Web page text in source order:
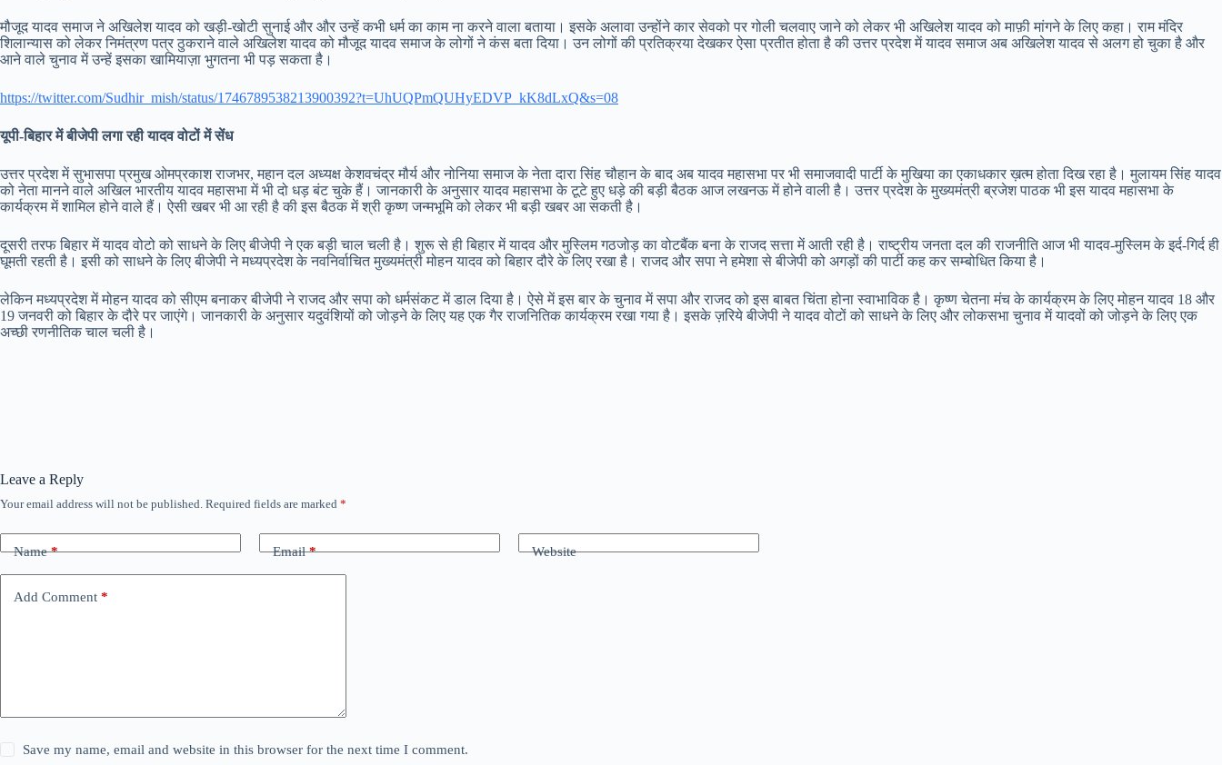
मौजूद यादव समाज ने अखिलेश यादव को खड़ी-खोटी सुनाई और और उन्हें कभी धर्म का काम ना करने वाला बताया। इसके अलावा उन्होंने कार सेवको पर गोली चलवाए जाने को लेकर भी अखिलेश यादव को माफ़ी मांगने के लिए कहा। राम मंदिर
शिलान्यास को लेकर निमंत्रण पत्र ठुकराने वाले अखिलेश यादव को मौजूद यादव समाज के लोगों ने कंस बता दिया। उन लोगों की प्रतिक्रया देखकर ऐसा प्रतीत होता है की उत्तर प्रदेश में यादव समाज अब अखिलेश यादव से अलग हो चुका है और
आने वाले चुनाव में उन्हें इसका खामियाज़ा भुगतना भी पड़ सकता है।
https://twitter.com/Sudhir_mish/status/1746789538213900392?t=UhUQPmQUHyEDVP_kK8dLxQ&s=08
यूपी-बिहार में बीजेपी लगा रही यादव वोटों में सेंध
उत्तर प्रदेश में सुभासपा प्रमुख ओमप्रकाश राजभर, महान दल अध्यक्ष केशवचंद्र मौर्य और नोनिया समाज के नेता दारा सिंह चौहान के बाद अब यादव महासभा पर भी समाजवादी पार्टी के मुखिया का एकाधकार ख़त्म होता दिख रहा है। मुलायम सिंह यादव
को नेता मानने वाले अखिल भारतीय यादव महासभा में भी दो धड़ बंट चुके हैं। जानकारी के अनुसार यादव महासभा के टूटे हुए धड़े की बड़ी बैठक आज लखनऊ में होने वाली है। उत्तर प्रदेश के मुख्यमंत्री ब्रजेश पाठक भी इस यादव महासभा के
कार्यक्रम में शामिल होने वाले हैं। ऐसी खबर भी आ रही है की इस बैठक में श्री कृष्ण जन्मभूमि को लेकर भी बड़ी खबर आ सकती है।
दूसरी तरफ बिहार में यादव वोटो को साधने के लिए बीजेपी ने एक बड़ी चाल चली है। शुरू से ही बिहार में यादव और मुस्लिम गठजोड़ का वोटबैंक बना के राजद सत्ता में आती रही है। राष्ट्रीय जनता दल की राजनीति आज भी यादव-मुस्लिम के इर्द-गिर्द ही
घूमती रहती है। इसी को साधने के लिए बीजेपी ने मध्यप्रदेश के नवनिर्वाचित मुख्यमंत्री मोहन यादव को बिहार दौरे के लिए रखा है। राजद और सपा ने हमेशा से बीजेपी को अगड़ों की पार्टी कह कर सम्बोधित किया है।
लेकिन मध्यप्रदेश में मोहन यादव को सीएम बनाकर बीजेपी ने राजद और सपा को धर्मसंकट में डाल दिया है। ऐसे में इस बार के चुनाव में सपा और राजद को इस बाबत चिंता होना स्वाभाविक है। कृष्ण चेतना मंच के कार्यक्रम के लिए मोहन यादव 18 और
19 जनवरी को बिहार के दौरे पर जाएंगे। जानकारी के अनुसार यदुवंशियों को जोड़ने के लिए यह एक गैर राजनितिक कार्यक्रम रखा गया है। इसके ज़रिये बीजेपी ने यादव वोटों को साधने के लिए और लोकसभा चुनाव में यादवों को जोड़ने के लिए एक
अच्छी रणनीतिक चाल चली है।
Leave a Reply
Your email address will not be published. Required fields are marked *
Name* Email* Website
Add Comment *
Save my name, email and website in this browser for the next time I comment.